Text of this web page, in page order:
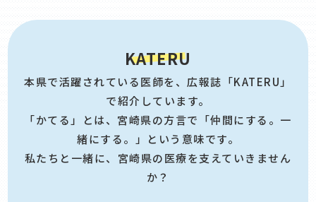
KATERU
本県で活躍されている医師を、広報誌「KATERU」
で紹介しています。
「かてる」とは、宮崎県の方言で「仲間にする。一
緒にする。」という意味です。
私たちと一緒に、宮崎県の医療を支えていきません
か？